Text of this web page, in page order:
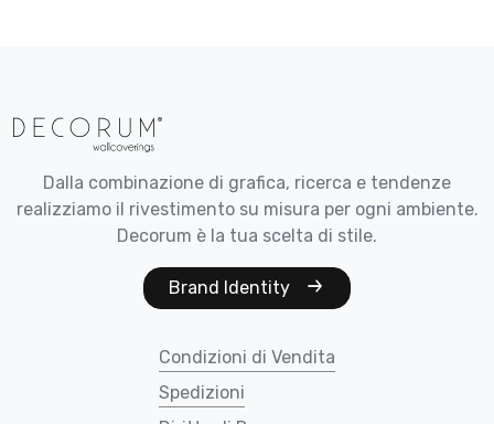
Dalla combinazione di grafica, ricerca e tendenze
realizziamo il rivestimento su misura per ogni ambiente.
Decorum è la tua scelta di stile.
Brand Identity
Condizioni di Vendita
Spedizioni